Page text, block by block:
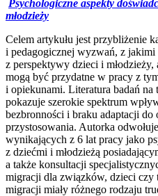
Psychologiczne aspekty
młodzieży
Celem artykułu jest przybliżenie
i pedagogicznej wyzwań, z
z perspektywy dzieci i
mogą być przydatne w pracy z
i opiekunami. Literatura badań
pokazuje szerokie spektrum
bezbronności i braku adaptacji
przystosowania. Autorka
wynikających z 6 lat pracy jako
z dziećmi i młodzieżą
a także konsultacji
migracji dla związków, dzieci czy
migracji miały różnego rodzaju